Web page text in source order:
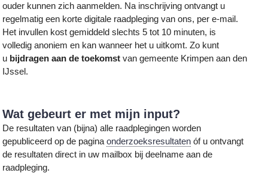
ouder kunnen zich aanmelden. Na inschrijving ontvangt u
regelmatig een korte digitale raadpleging van ons, per e-mail.
Het invullen kost gemiddeld slechts 5 tot 10 minuten, is
volledig anoniem en kan wanneer het u uitkomt. Zo kunt
u bijdragen aan de toekomst van gemeente Krimpen aan den
IJssel.
Wat gebeurt er met mijn input?
De resultaten van (bijna) alle raadplegingen worden
gepubliceerd op de paginaonderzoeksresultaten óf u ontvangt
de resultaten direct in uw mailbox bij deelname aan de
raadpleging.